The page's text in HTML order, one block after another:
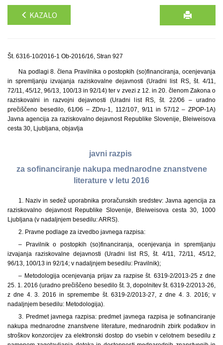
KAZALO
Št. 6316-10/2016-1 Ob-2016/16, Stran 927
Na podlagi 8. člena Pravilnika o postopkih (so)financiranja, ocenjevanja
in spremljanju izvajanja raziskovalne dejavnosti (Uradni list RS, št. 4/11,
72/11, 45/12, 96/13, 100/13 in 92/14) ter v zvezi z 12. in 20. členom Zakona o
raziskovalni in razvojni dejavnosti (Uradni list RS, št. 22/06 – uradno
prečiščeno besedilo, 61/06 – ZDru-1, 112/107, 9/11 in 57/12 – ZPOP-1A)
Javna agencija za raziskovalno dejavnost Republike Slovenije, Bleiweisova
cesta 30, Ljubljana, objavlja
javni razpis
za sofinanciranje nakupa mednarodne znanstvene
literature v letu 2016
1. Naziv in sedež uporabnika proračunskih sredstev: Javna agencija za
raziskovalno dejavnost Republike Slovenije, Bleiweisova cesta 30, 1000
Ljubljana (v nadaljnjem besedilu: ARRS).
2. Pravne podlage za izvedbo javnega razpisa:
– Pravilnik o postopkih (so)financiranja, ocenjevanja in spremljanju
izvajanja raziskovalne dejavnosti (Uradni list RS, št. 4/11, 72/11, 45/12,
96/13, 100/13 in 92/14; v nadaljnjem besedilu: Pravilnik);
– Metodologija ocenjevanja prijav za razpise št. 6319-2/2013-25 z dne
25. 1. 2016 (uradno prečiščeno besedilo št. 3, dopolnitev št. 6319-2/2013-26,
z dne 4. 3. 2016 in spremembe št. 6319-2/2013-27, z dne 4. 3. 2016; v
nadaljnjem besedilu: Metodologija).
3. Predmet javnega razpisa: predmet javnega razpisa je sofinanciranje
nakupa mednarodne znanstvene literature, mednarodnih zbirk podatkov in
stroškov konzorcijev za elektronski dostop do vsebin v celotnem besedilu z